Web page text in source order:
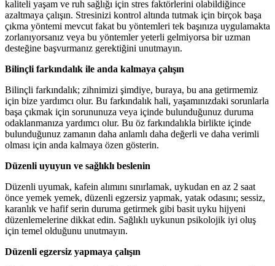
kaliteli yaşam ve ruh sağlığı için stres faktörlerini olabildiğince
azaltmaya çalışın. Stresinizi kontrol altında tutmak için birçok başa
çıkma yöntemi mevcut fakat bu yöntemleri tek başınıza uygulamakta
zorlanıyorsanız veya bu yöntemler yeterli gelmiyorsa bir uzman
desteğine başvurmanız gerektiğini unutmayın.
Bilinçli farkındalık ile anda kalmaya çalışın
Bilinçli farkındalık; zihnimizi şimdiye, buraya, bu ana getirmemiz
için bize yardımcı olur. Bu farkındalık hali, yaşamınızdaki sorunlarla
başa çıkmak için sorununuza veya içinde bulunduğunuz duruma
odaklanmanıza yardımcı olur. Bu öz farkındalıkla birlikte içinde
bulunduğunuz zamanın daha anlamlı daha değerli ve daha verimli
olması için anda kalmaya özen gösterin.
Düzenli uyuyun ve sağlıklı beslenin
Düzenli uyumak, kafein alımını sınırlamak, uykudan en az 2 saat
önce yemek yemek, düzenli egzersiz yapmak, yatak odasını; sessiz,
karanlık ve hafif serin duruma getirmek gibi basit uyku hijyeni
düzenlemelerine dikkat edin. Sağlıklı uykunun psikolojik iyi oluş
için temel olduğunu unutmayın.
Düzenli egzersiz yapmaya çalışın